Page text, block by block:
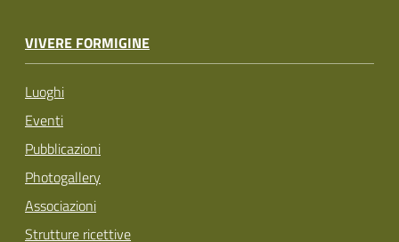
VIVERE FORMIGINE
Luoghi
Eventi
Pubblicazioni
Photogallery
Associazioni
Strutture ricettive